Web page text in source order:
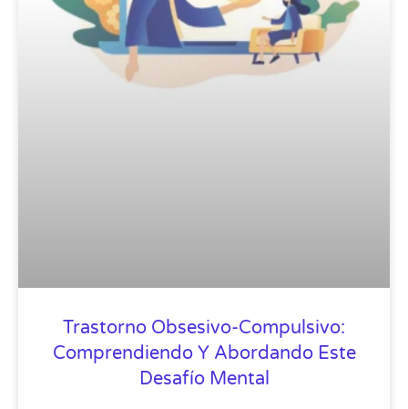
Trastorno Obsesivo-Compulsivo:
Comprendiendo Y Abordando Este
Desafío Mental